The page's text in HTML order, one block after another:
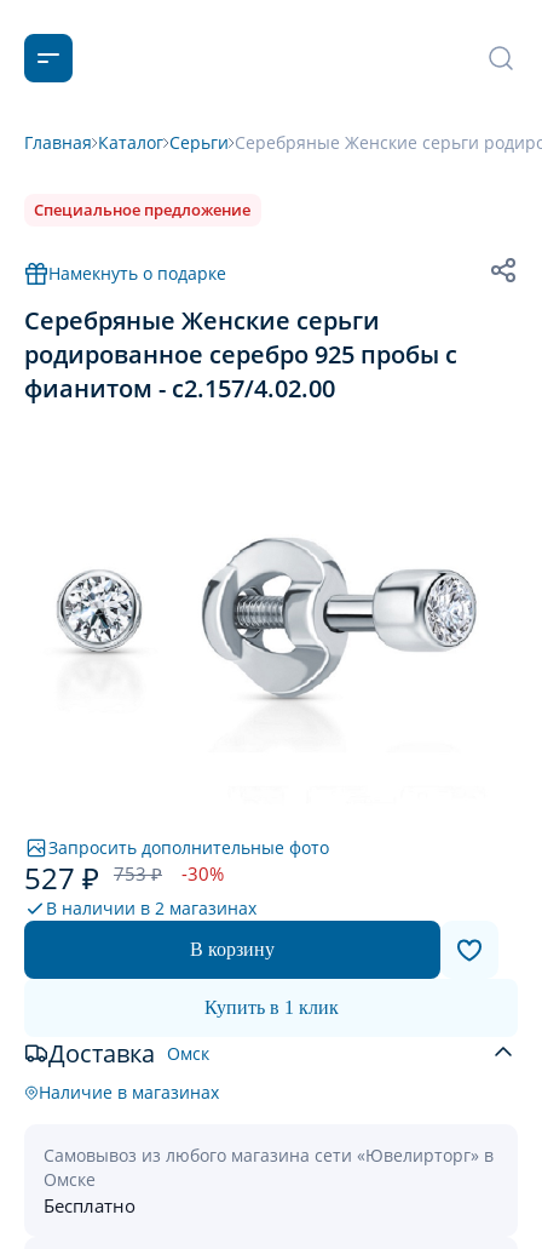
Главная Каталог Серьги Серебряные Женские серьги
Специальное предложение
Намекнуть о подарке
Серебряные Женские серьги
родированное серебро 925 пробы с
фианитом - с2.157/4.02.00
Запросить дополнительные фото
527 ₽ 753 ₽ -30%
В наличии в 2 магазинах
В корзину
Купить в 1 клик
Доставка Омск
Наличие в магазинах
Самовывоз из любого магазина сети «Ювелирторг» в
Омске
Бесплатно